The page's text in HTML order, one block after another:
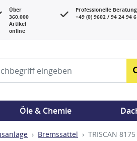
Über
360.000
Artikel
online
Professionelle Beratung
+49 (0) 9602 / 94 24 94 6
Öle & Chemie
Bremssattel TRISCAN